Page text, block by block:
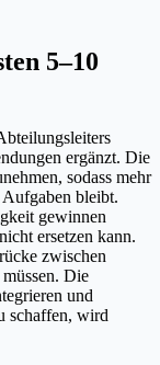
5–10
ergänzt. Die
sodass mehr
bleibt.
gewinnen
ersetzen kann.
zwischen
Die
und
schaffen, wird